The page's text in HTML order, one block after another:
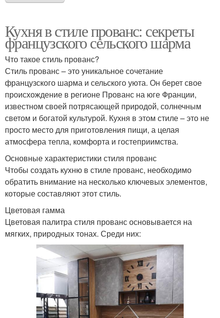
Кухня в стиле прованс: секреты
французского сельского шарма
Что такое стиль прованс?
Стиль прованс – это уникальное сочетание
французского шарма и сельского уюта. Он берет свое
происхождение в регионе Прованс на юге Франции,
известном своей потрясающей природой, солнечным
светом и богатой культурой. Кухня в этом стиле – это не
просто место для приготовления пищи, а целая
атмосфера тепла, комфорта и гостеприимства.
Основные характеристики стиля прованс
Чтобы создать кухню в стиле прованс, необходимо
обратить внимание на несколько ключевых элементов,
которые составляют этот стиль.
Цветовая гамма
Цветовая палитра стиля прованс основывается на
мягких, природных тонах. Среди них: